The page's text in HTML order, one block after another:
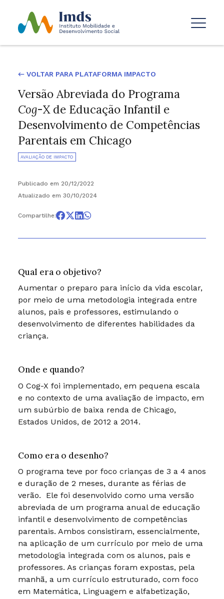
← VOLTAR PARA PLATAFORMA IMPACTO
Versão Abreviada do Programa
Cog-X de Educação Infantil e
Desenvolvimento de Competências
Parentais em Chicago
AVALIAÇÃO DE IMPACTO
Publicado em 20/12/2022
Atualizado em 30/10/2024
Compartilhe:
Qual era o objetivo?
Aumentar o preparo para início da vida escolar,
por meio de uma metodologia integrada entre
alunos, pais e professores, estimulando o
desenvolvimento de diferentes habilidades da
criança.
Onde e quando?
O Cog-X foi implementado, em pequena escala
e no contexto de uma avaliação de impacto, em
um subúrbio de baixa renda de Chicago,
Estados Unidos, de 2012 a 2014.
Como era o desenho?
O programa teve por foco crianças de 3 a 4 anos
e duração de 2 meses, durante as férias de
verão. Ele foi desenvolvido como uma versão
abreviada de um programa anual de educação
infantil e desenvolvimento de competências
parentais. Ambos consistiram, essencialmente,
na aplicação de um currículo por meio de uma
metodologia integrada com os alunos, pais e
professores. As crianças foram expostas, pela
manhã, a um currículo estruturado, com foco
em Matemática, Linguagem e alfabetização,